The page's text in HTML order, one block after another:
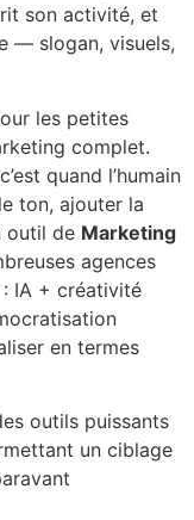
son activité, et
— slogan, visuels,
les petites
complet.
quand l’humain
ton, ajouter la
outil de Marketing
agences
IA + créativité
en termes
outils puissants
un ciblage